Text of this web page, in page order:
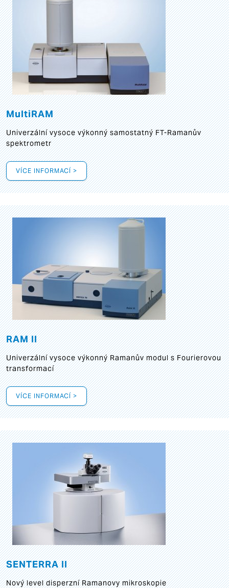
MultiRAM
Univerzální vysoce výkonný samostatný FT-Ramanův
spektrometr
VÍCE INFORMACÍ >
RAM II
Univerzální vysoce výkonný Ramanův modul s Fourierovou
transformací
VÍCE INFORMACÍ >
SENTERRA II
Nový level disperzní Ramanovy mikroskopie